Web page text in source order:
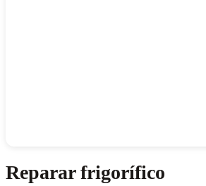
Reparar frigorífico